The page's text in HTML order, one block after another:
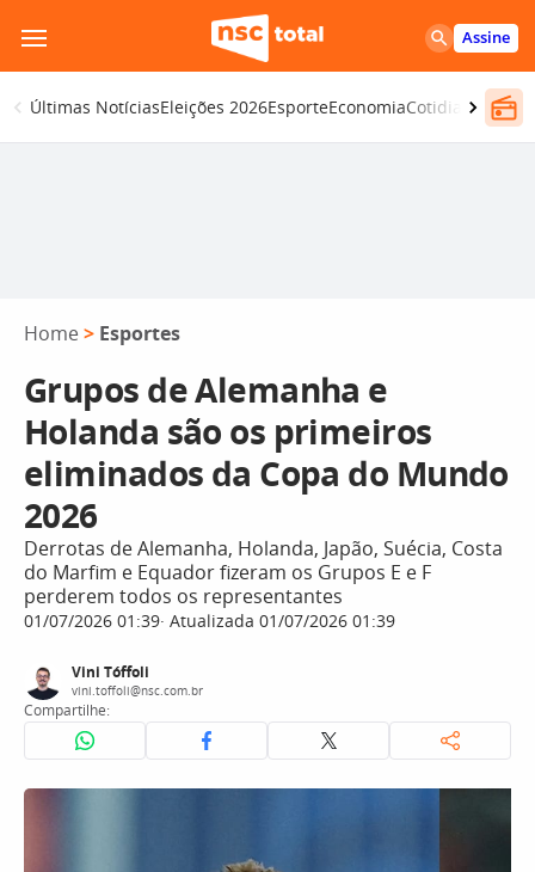
para
o
conteúdo
Assine
Últimas NotíciasEleições 2026EsporteEconomiaCotidiano
Home > Esportes
Grupos de Alemanha e
Holanda são os primeiros
eliminados da Copa do Mundo
2026
Derrotas de Alemanha, Holanda, Japão, Suécia, Costa
do Marfim e Equador fizeram os Grupos E e F
perderem todos os representantes
01/07/2026 01:39 Atualizada 01/07/2026 01:39
Vini Tóffoli
vini.toffoli@nsc.com.br
Compartilhe: